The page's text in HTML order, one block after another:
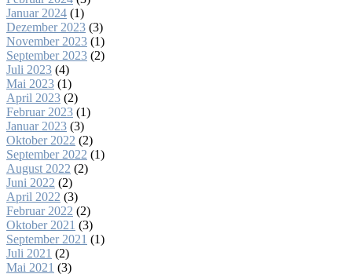
Januar 2024 (1)
Dezember 2023 (3)
November 2023 (1)
September 2023 (2)
Juli 2023 (4)
Mai 2023 (1)
April 2023 (2)
Februar 2023 (1)
Januar 2023 (3)
Oktober 2022 (2)
September 2022 (1)
August 2022 (2)
Juni 2022 (2)
April 2022 (3)
Februar 2022 (2)
Oktober 2021 (3)
September 2021 (1)
Juli 2021 (2)
Mai 2021 (3)